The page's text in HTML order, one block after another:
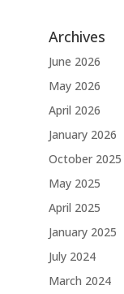
Archives
June 2026
May 2026
April 2026
January 2026
October 2025
May 2025
April 2025
January 2025
July 2024
March 2024